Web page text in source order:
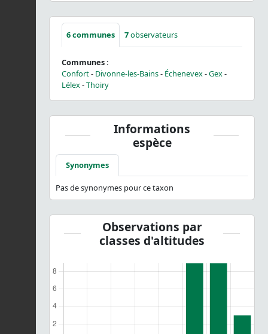
6communes 7observateurs
Communes :
Confort- Divonne-les-Bains- Échenevex-Gex-
Lélex-Thoiry
Informations
espèce
Synonymes
Pas de synonymes pour ce taxon
Observations par
classes d'altitudes